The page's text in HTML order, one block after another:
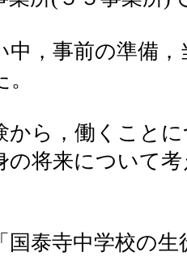
中，事前の準備
から，働くこと
の将来について
国泰寺中学校の